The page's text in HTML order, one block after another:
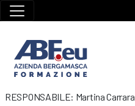
RESPONSABILE: Martina Carrara